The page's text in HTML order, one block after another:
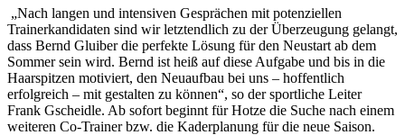
„Nach langen und intensiven Gesprächen mit potenziellen
Trainerkandidaten sind wir letztendlich zu der Überzeugung gelangt,
dass Bernd Gluiber die perfekte Lösung für den Neustart ab dem
Sommer sein wird. Bernd ist heiß auf diese Aufgabe und bis in die
Haarspitzen motiviert, den Neuaufbau bei uns – hoffentlich
erfolgreich – mit gestalten zu können“, so der sportliche Leiter
Frank Gscheidle. Ab sofort beginnt für Hotze die Suche nach einem
weiteren Co-Trainer bzw. die Kaderplanung für die neue Saison.